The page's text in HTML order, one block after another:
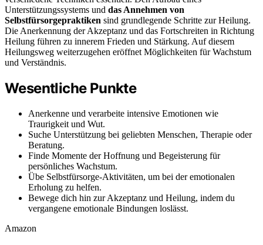
Unterstützungssystems und das Annehmen von
Selbstfürsorgepraktiken sind grundlegende Schritte zur Heilung.
Die Anerkennung der Akzeptanz und das Fortschreiten in Richtung
Heilung führen zu innerem Frieden und Stärkung. Auf diesem
Heilungsweg weiterzugehen eröffnet Möglichkeiten für Wachstum
und Verständnis.
Wesentliche Punkte
Anerkenne und verarbeite intensive Emotionen wie
Traurigkeit und Wut.
Suche Unterstützung bei geliebten Menschen, Therapie oder
Beratung.
Finde Momente der Hoffnung und Begeisterung für
persönliches Wachstum.
Übe Selbstfürsorge-Aktivitäten, um bei der emotionalen
Erholung zu helfen.
Bewege dich hin zur Akzeptanz und Heilung, indem du
vergangene emotionale Bindungen loslässt.
Amazon